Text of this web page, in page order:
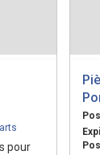
pour